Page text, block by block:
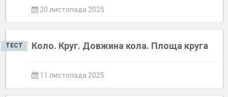
20 листопада 2025
ТЕСТ Коло. Круг. Довжина кола. Площа круга
11 листопада 2025